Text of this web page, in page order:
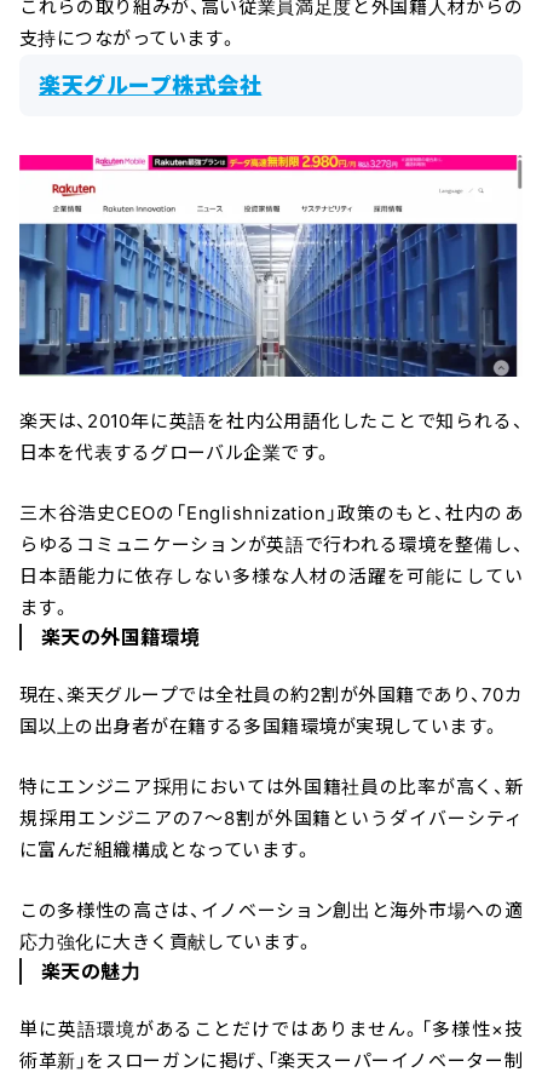
これらの取り組みが、高い従業員満足度と外国籍人材からの
支持につながっています。
楽天グループ株式会社
楽天は、2010年に英語を社内公用語化したことで知られる、
日本を代表するグローバル企業です。
三木谷浩史CEOの「Englishnization」政策のもと、社内のあ
らゆるコミュニケーションが英語で行われる環境を整備し、
日本語能力に依存しない多様な人材の活躍を可能にしてい
ます。
楽天の外国籍環境
現在、楽天グループでは全社員の約2割が外国籍であり、70カ
国以上の出身者が在籍する多国籍環境が実現しています。
特にエンジニア採用においては外国籍社員の比率が高く、新
規採用エンジニアの7〜8割が外国籍というダイバーシティ
に富んだ組織構成となっています。
この多様性の高さは、イノベーション創出と海外市場への適
応力強化に大きく貢献しています。
楽天の魅力
単に英語環境があることだけではありません。「多様性×技
術革新」をスローガンに掲げ、「楽天スーパーイノベーター制